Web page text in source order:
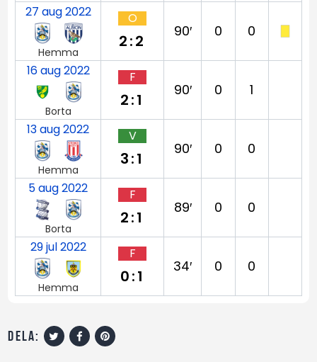
27 aug 2022
Hemma
O
2:2
90′ 0 0
16 aug 2022
Borta
F
2:1
90′ 0 1
13 aug 2022
Hemma
V
3:1
90′ 0 0
5 aug 2022
Borta
F
2:1
89′ 0 0
29 jul 2022
Hemma
F
0:1
34′ 0 0
dela: